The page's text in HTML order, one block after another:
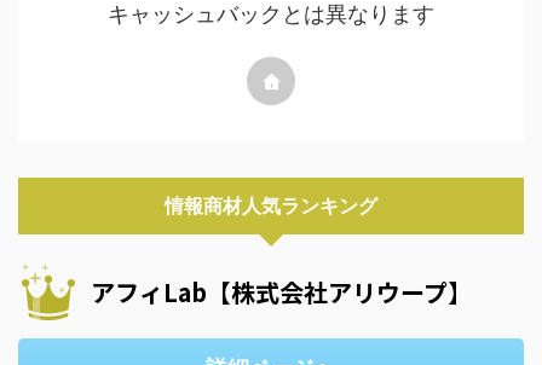
キャッシュバックとは異なります
情報商材人気ランキング
アフィLab【株式会社アリウープ】